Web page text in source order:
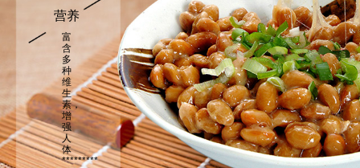
营养
富
含
多
种
维
生
素，
增
强
人
体
*********